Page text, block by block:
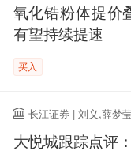
氧化锆粉体提价
有望持续提速
买入
长江证券 | 刘义,薛梦
大悦城跟踪点评